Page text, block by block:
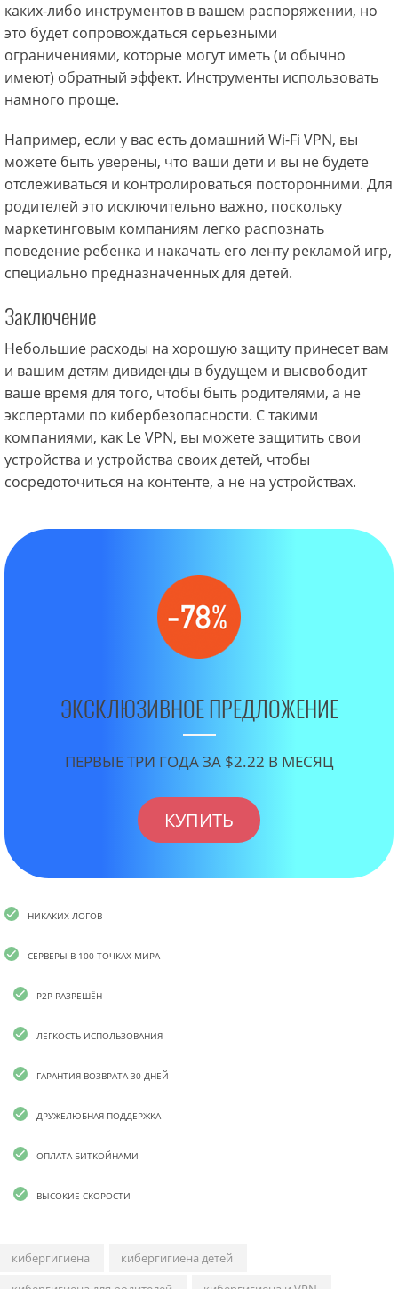
каких-либо инструментов в вашем распоряжении, но
это будет сопровождаться серьезными
ограничениями, которые могут иметь (и обычно
имеют) обратный эффект. Инструменты использовать
намного проще.
Например, если у вас есть домашний Wi-Fi VPN, вы
можете быть уверены, что ваши дети и вы не будете
отслеживаться и контролироваться посторонними. Для
родителей это исключительно важно, поскольку
маркетинговым компаниям легко распознать
поведение ребенка и накачать его ленту рекламой игр,
специально предназначенных для детей.
Заключение
Небольшие расходы на хорошую защиту принесет вам
и вашим детям дивиденды в будущем и высвободит
ваше время для того, чтобы быть родителями, а не
экспертами по кибербезопасности. С такими
компаниями, как Le VPN, вы можете защитить свои
устройства и устройства своих детей, чтобы
сосредоточиться на контенте, а не на устройствах.
ЭКСКЛЮЗИВНОЕ ПРЕДЛОЖЕНИЕ
ПЕРВЫЕ ТРИ ГОДА ЗА $2.22 В МЕСЯЦ
КУПИТЬ
НИКАКИХ ЛОГОВ
СЕРВЕРЫ В 100 ТОЧКАХ МИРА
P2P РАЗРЕШЁН
ЛЕГКОСТЬ ИСПОЛЬЗОВАНИЯ
ГАРАНТИЯ ВОЗВРАТА 30 ДНЕЙ
ДРУЖЕЛЮБНАЯ ПОДДЕРЖКА
ОПЛАТА БИТКОЙНАМИ
ВЫСОКИЕ СКОРОСТИ
кибергигиена
кибергигиена детей